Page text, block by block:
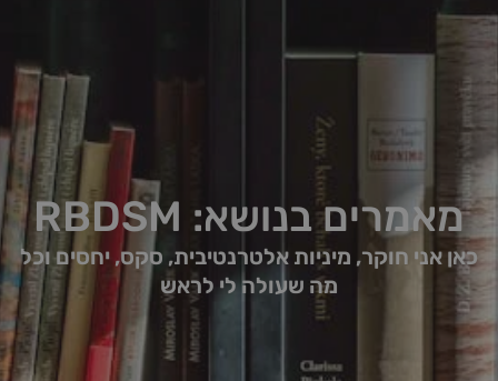
מאמרים בנושא: RBDSM
כאן אני חוקר, מיניות אלטרנטיבית, סקס, יחסים וכל
מה שעולה לי לראש